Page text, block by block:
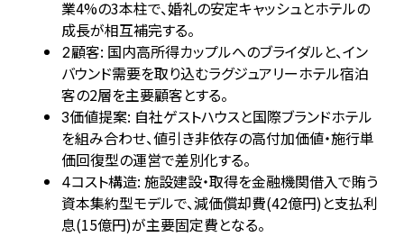
業4%の3本柱で、婚礼の安定キャッシュとホテルの
成長が相互補完する。
2顧客: 国内高所得カップルへのブライダルと、イン
バウンド需要を取り込むラグジュアリーホテル宿泊
客の2層を主要顧客とする。
3価値提案: 自社ゲストハウスと国際ブランドホテル
を組み合わせ、値引き非依存の高付加価値・施行単
価回復型の運営で差別化する。
4コスト構造: 施設建設・取得を金融機関借入で賄う
資本集約型モデルで、減価償却費(42億円)と支払利
息(15億円)が主要固定費となる。